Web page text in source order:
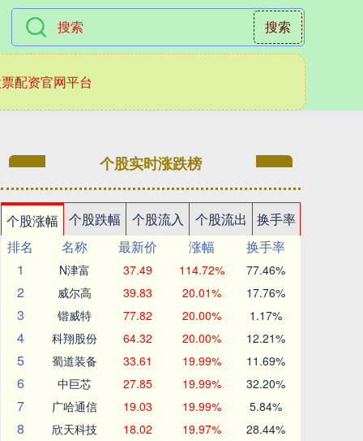
搜索
配资官网平台
个股实时涨跌榜
个股涨幅 个股跌幅 个股流入 个股流出
换手率
排名
名称 最新价 涨幅
换手率
1
N津富 37.49 114.72% 77.46%
2 威尔高 39.83 20.01% 17.76%
3 锴威特 77.82 20.00% 1.17%
4 科翔股份 64.32 20.00% 12.21%
5 蜀道装备 33.61 19.99% 11.69%
6 中巨芯 27.85 19.99% 32.20%
7 广哈通信 19.03 19.99% 5.84%
8 欣天科技 18.02 19.97% 28.44%